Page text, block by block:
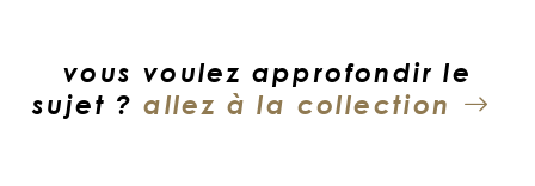
vous voulez approfondir le
sujet ?allez à la collection